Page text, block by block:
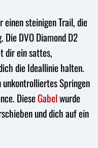
steinigen Trail, die
DVO Diamond D2
dir ein sattes,
die Ideallinie halten.
unkontrolliertes Springen
DieseGabelwurde
und dich auf ein